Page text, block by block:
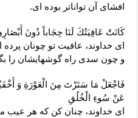
افشاى آن تواناتر بوده ‏اى.
كَانَتْ عَافِيَتُكَ لَنَا حِجَاباً دُونَ
اى خداوند، عافيت تو چونان
و چون سدى راه گوشهايشان را
فَاجْعَلْ مَا سَتَرْتَ مِنَ الْعَوْرَةِ وَ
عَنْ سُوءِ الْخُلُقِ‏
اى خداوند، چنان كن كه هر عيب